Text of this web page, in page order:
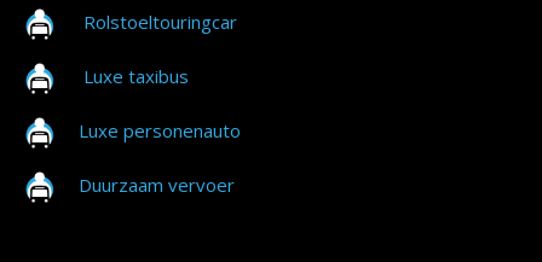
Rolstoeltouringcar
Luxe taxibus
Luxe personenauto
Duurzaam vervoer